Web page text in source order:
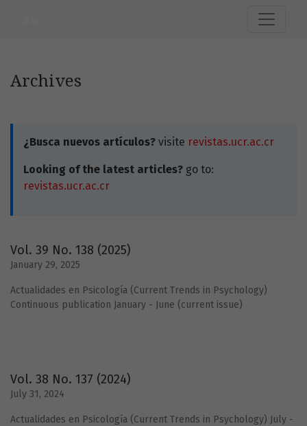
Archives
¿Busca nuevos artículos? visite revistas.ucr.ac.cr
Looking of the latest articles? go to:
revistas.ucr.ac.cr
Vol. 39 No. 138 (2025)
January 29, 2025
Actualidades en Psicología (Current Trends in Psychology)
Continuous publication January - June (current issue)
Vol. 38 No. 137 (2024)
July 31, 2024
Actualidades en Psicología (Current Trends in Psychology) July -